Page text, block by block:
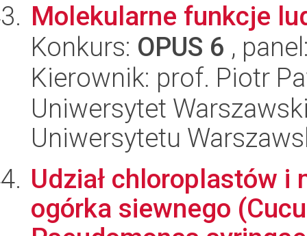
Molekularne funkcje
Konkurs: OPUS 6 ,
Kierownik: prof. Piotr
Uniwersytet
Uniwersytetu
Udział chloroplastów
ogórka siewnego